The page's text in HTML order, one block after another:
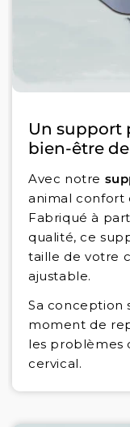
Un support
bien-être
Avec notre
animal confort
Fabriqué à
qualité, ce
taille de votre
ajustable.
Sa conception
moment de
les problèmes
cervical.